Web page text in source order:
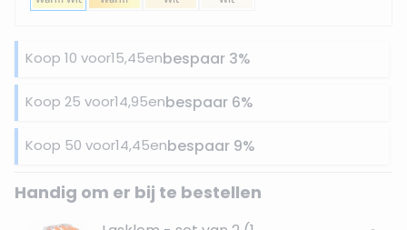
Koop 10 voor15,45enbespaar 3%
Koop 25 voor14,95enbespaar 6%
Koop 50 voor14,45enbespaar 9%
Handig om er bij te bestellen